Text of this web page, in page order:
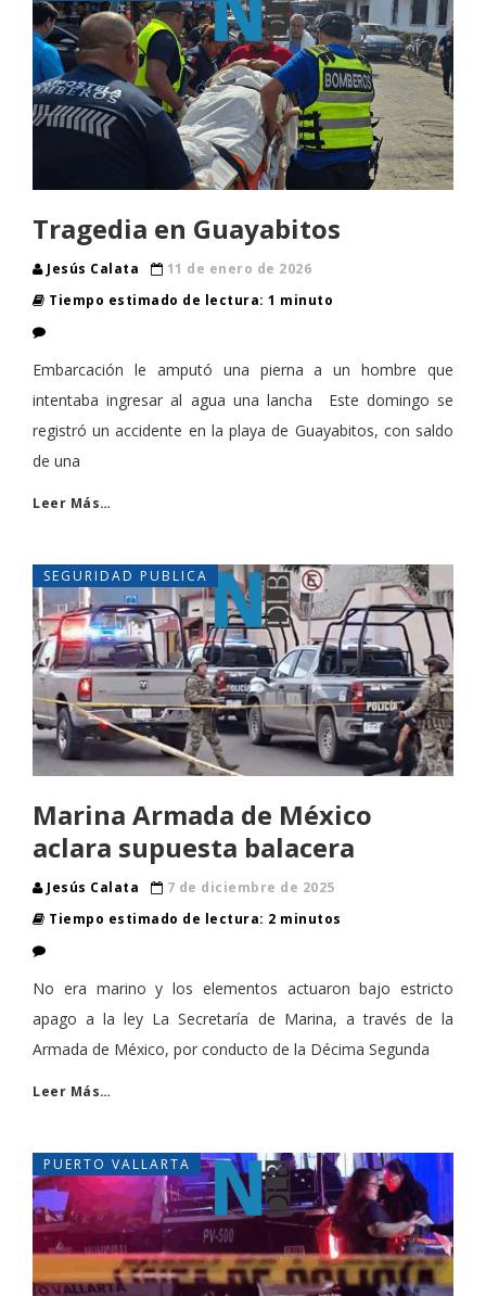
Tragedia en Guayabitos
Jesús Calata
11 de enero de 2026
Tiempo estimado de lectura: 1 minuto
Embarcación le amputó una pierna a un hombre que
intentaba ingresar al agua una lancha Este domingo se
registró un accidente en la playa de Guayabitos, con saldo
de una
Leer Más…
SEGURIDAD PUBLICA
Marina Armada de México
aclara supuesta balacera
Jesús Calata
7 de diciembre de 2025
Tiempo estimado de lectura: 2 minutos
No era marino y los elementos actuaron bajo estricto
apago a la ley La Secretaría de Marina, a través de la
Armada de México, por conducto de la Décima Segunda
Leer Más…
PUERTO VALLARTA